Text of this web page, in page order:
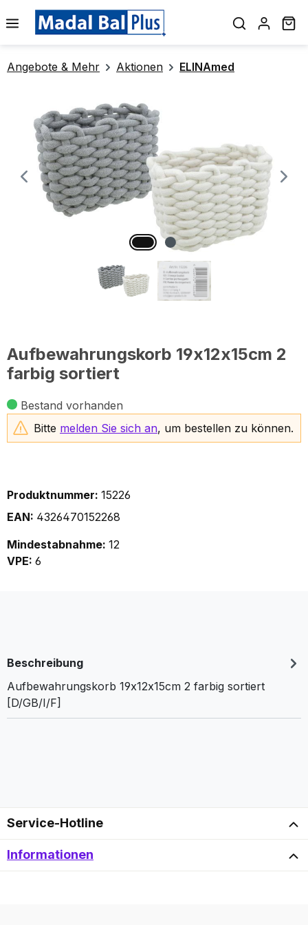
springen
Angebote & Mehr Aktionen ELINAmed
Bildergalerie überspringen
Aufbewahrungskorb 19x12x15cm 2
farbig sortiert
Bestand vorhanden
Bitte melden Sie sich an, um bestellen zu können.
Produktnummer: 15226
EAN: 4326470152268
Mindestabnahme: 12
VPE: 6
Beschreibung
Aufbewahrungskorb 19x12x15cm 2 farbig sortiert
[D/GB/I/F]
Service-Hotline
Informationen